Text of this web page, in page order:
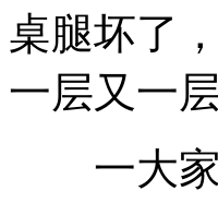
桌腿坏了
一层又一层
一大家